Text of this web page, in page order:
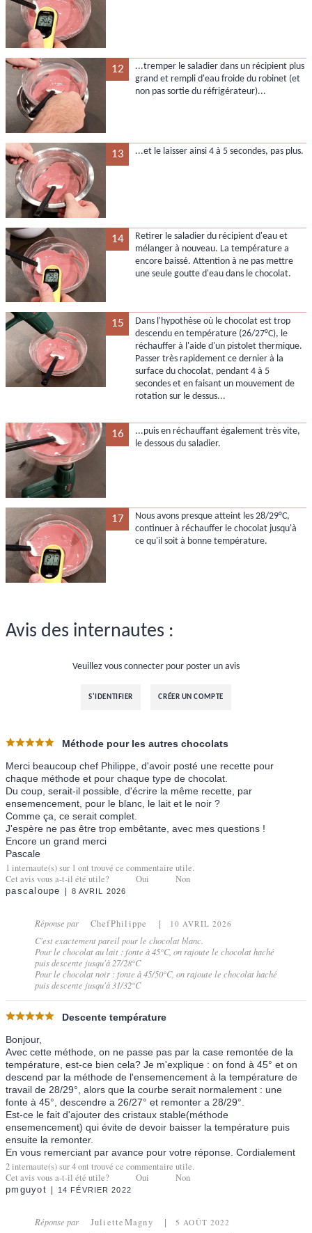
12
...tremper le saladier dans un récipient plus
grand et rempli d'eau froide du robinet (et
non pas sortie du réfrigérateur)...
13 ...et le laisser ainsi 4 à 5 secondes, pas plus.
14
Retirer le saladier du récipient d'eau et
mélanger à nouveau. La température a
encore baissé. Attention à ne pas mettre
une seule goutte d'eau dans le chocolat.
15
Dans l'hypothèse où le chocolat est trop
descendu en température (26/27°C), le
réchauffer à l'aide d'un pistolet thermique.
Passer très rapidement ce dernier à la
surface du chocolat, pendant 4 à 5
secondes et en faisant un mouvement de
rotation sur le dessus...
16
...puis en réchauffant également très vite,
le dessous du saladier.
17
Nous avons presque atteint les 28/29°C,
continuer à réchauffer le chocolat jusqu'à
ce qu'il soit à bonne température.
Avis des internautes :
Veuillez vous connecter pour poster un avis
S'IDENTIFIER CRÉER UN COMPTE
Méthode pour les autres chocolats
Merci beaucoup chef Philippe, d'avoir posté une recette pour
chaque méthode et pour chaque type de chocolat.
Du coup, serait-il possible, d'écrire la même recette, par
ensemencement, pour le blanc, le lait et le noir ?
Comme ça, ce serait complet.
J'espère ne pas être trop embêtante, avec mes questions !
Encore un grand merci
Pascale
1 internaute(s) sur 1 ont trouvé ce commentaire utile.
Cet avis vous a-t-il été utile?
Oui Non
pascaloupe 8 AVRIL 2026
Réponse par ChefPhilippe 10 AVRIL 2026
C'est exactement pareil pour le chocolat blanc.
Pour le chocolat au lait : fonte à 45°C, on rajoute le chocolat haché
puis descente jusqu'à 27/28°C
Pour le chocolat noir : fonte à 45/50°C, on rajoute le chocolat haché
puis descente jusqu'à 31/32°C
Descente température
Bonjour,
Avec cette méthode, on ne passe pas par la case remontée de la
température, est-ce bien cela? Je m'explique : on fond à 45° et on
descend par la méthode de l'ensemencement à la température de
travail de 28/29°, alors que la courbe serait normalement : une
fonte à 45°, descendre a 26/27° et remonter a 28/29°.
Est-ce le fait d'ajouter des cristaux stable(méthode
ensemencement) qui évite de devoir baisser la température puis
ensuite la remonter.
En vous remerciant par avance pour votre réponse. Cordialement
2internaute(s) sur4ont trouvé ce commentaire utile.
Cet avis vous a-t-il été utile?
Oui Non
pmguyot 14 FÉVRIER 2022
Réponse par JulietteMagny 5 AOÛT 2022